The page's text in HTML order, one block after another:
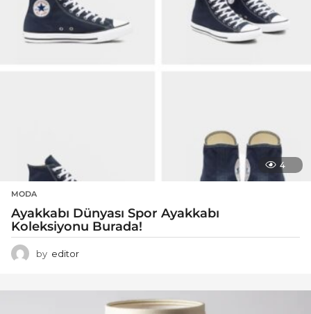
4
MODA
Ayakkabı Dünyası Spor Ayakkabı
Koleksiyonu Burada!
by editor